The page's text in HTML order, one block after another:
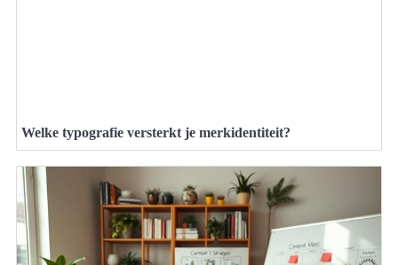
Welke typografie versterkt je merkidentiteit?